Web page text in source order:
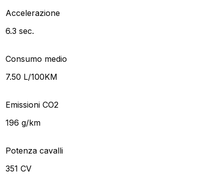
Accelerazione
6.3 sec.
Consumo medio
7.50 L/100KM
Emissioni CO2
196 g/km
Potenza cavalli
351 CV